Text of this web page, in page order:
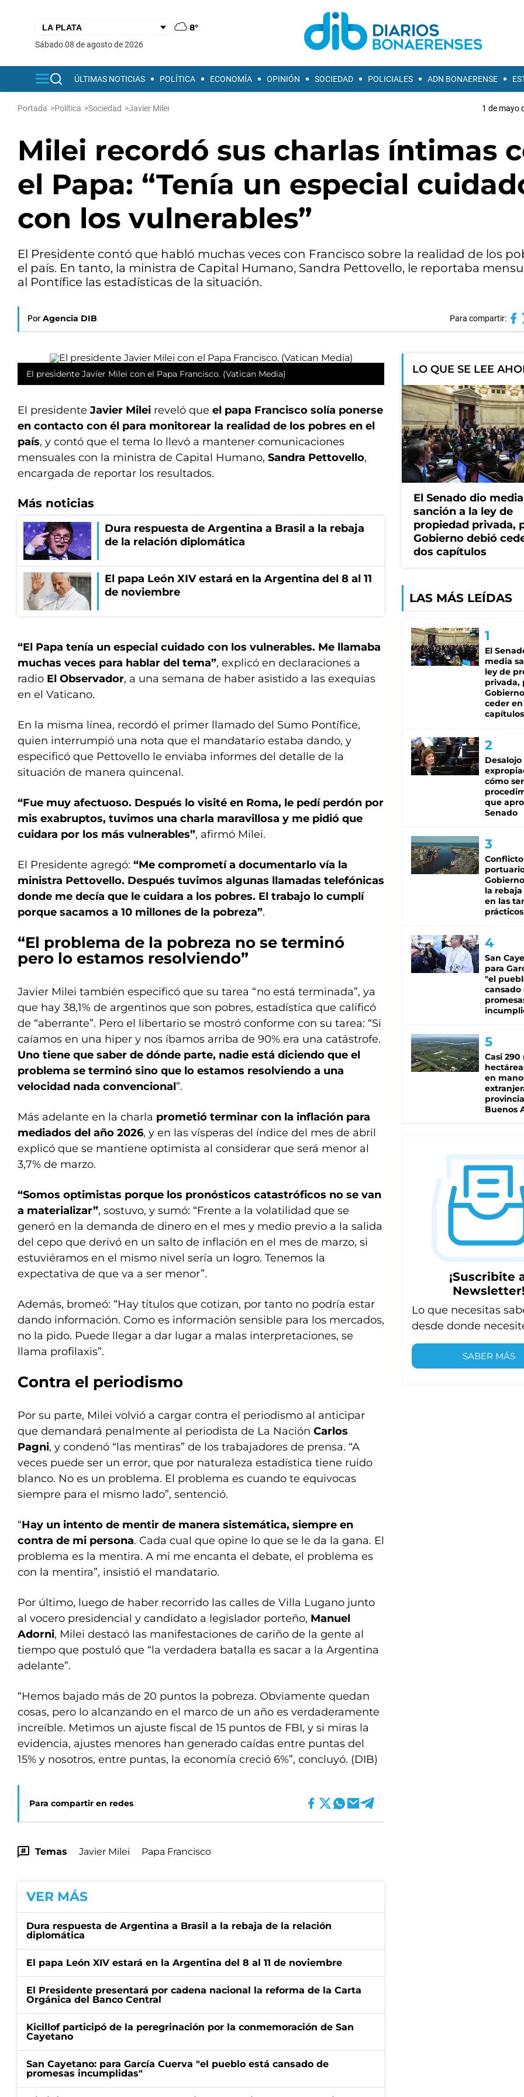
8°
sábado 08 de agosto de 2026
ÚLTIMAS NOTICIAS POLÍTICA ECONOMÍA OPINIÓN SOCIEDAD POLICIALES ADN BONAERENSE
Portada >Política >Sociedad >Javier Milei 1 de mayo
Milei recordó sus charlas íntimas
el Papa: “Tenía un especial
con los vulnerables”
El Presidente contó que habló muchas veces con Francisco sobre la realidad de los
el país. En tanto, la ministra de Capital Humano, Sandra Pettovello, le reportaba
al Pontífice las estadísticas de la situación.
Por Agencia DIB Para compartir:
El presidente Javier Milei con el Papa Francisco. (Vatican Media)
El presidente Javier Milei reveló que el papa Francisco solía ponerse
en contacto con él para monitorear la realidad de los pobres en el
país, y contó que el tema lo llevó a mantener comunicaciones
mensuales con la ministra de Capital Humano, Sandra Pettovello,
encargada de reportar los resultados.
Más noticias
Dura respuesta de Argentina a Brasil a la rebaja
de la relación diplomática
El papa León XIV estará en la Argentina del 8 al 11
de noviembre
“El Papa tenía un especial cuidado con los vulnerables. Me llamaba
muchas veces para hablar del tema”, explicó en declaraciones a
radio El Observador, a una semana de haber asistido a las exequias
en el Vaticano.
En la misma línea, recordó el primer llamado del Sumo Pontífice,
quien interrumpió una nota que el mandatario estaba dando, y
especificó que Pettovello le enviaba informes del detalle de la
situación de manera quincenal.
“Fue muy afectuoso. Después lo visité en Roma, le pedí perdón por
mis exabruptos, tuvimos una charla maravillosa y me pidió que
cuidara por los más vulnerables”, afirmó Milei.
El Presidente agregó: “Me comprometí a documentarlo vía la
ministra Pettovello. Después tuvimos algunas llamadas telefónicas
donde me decía que le cuidara a los pobres. El trabajo lo cumplí
porque sacamos a 10 millones de la pobreza”.
“El problema de la pobreza no se terminó
pero lo estamos resolviendo”
Javier Milei también especificó que su tarea “no está terminada”, ya
que hay 38,1% de argentinos que son pobres, estadística que calificó
de “aberrante”. Pero el libertario se mostró conforme con su tarea: “Si
caíamos en una hiper y nos íbamos arriba de 90% era una catástrofe.
Uno tiene que saber de dónde parte, nadie está diciendo que el
problema se terminó sino que lo estamos resolviendo a una
velocidad nada convencional”.
Más adelante en la charla prometió terminar con la inflación para
mediados del año 2026, y en las vísperas del índice del mes de abril
explicó que se mantiene optimista al considerar que será menor al
3,7% de marzo.
“Somos optimistas porque los pronósticos catastróficos no se van
a materializar”, sostuvo, y sumó: “Frente a la volatilidad que se
generó en la demanda de dinero en el mes y medio previo a la salida
del cepo que derivó en un salto de inflación en el mes de marzo, si
estuviéramos en el mismo nivel sería un logro. Tenemos la
expectativa de que va a ser menor”.
Además, bromeó: “Hay títulos que cotizan, por tanto no podría estar
dando información. Como es información sensible para los mercados,
no la pido. Puede llegar a dar lugar a malas interpretaciones, se
llama profilaxis”.
Contra el periodismo
Por su parte, Milei volvió a cargar contra el periodismo al anticipar
que demandará penalmente al periodista de La Nación Carlos
Pagni, y condenó “las mentiras” de los trabajadores de prensa. “A
veces puede ser un error, que por naturaleza estadística tiene ruido
blanco. No es un problema. El problema es cuando te equivocas
siempre para el mismo lado”, sentenció.
“Hay un intento de mentir de manera sistemática, siempre en
contra de mi persona. Cada cual que opine lo que se le da la gana. El
problema es la mentira. A mi me encanta el debate, el problema es
con la mentira”, insistió el mandatario.
Por último, luego de haber recorrido las calles de Villa Lugano junto
al vocero presidencial y candidato a legislador porteño, Manuel
Adorni, Milei destacó las manifestaciones de cariño de la gente al
tiempo que postuló que “la verdadera batalla es sacar a la Argentina
adelante”.
“Hemos bajado más de 20 puntos la pobreza. Obviamente quedan
cosas, pero lo alcanzando en el marco de un año es verdaderamente
increíble. Metimos un ajuste fiscal de 15 puntos de FBI, y si miras la
evidencia, ajustes menores han generado caídas entre puntas del
15% y nosotros, entre puntas, la economía creció 6%”, concluyó. (DIB)
Para compartir en redes
Temas Javier Milei Papa Francisco
VER MÁS
Dura respuesta de Argentina a Brasil a la rebaja de la relación
diplomática
El papa León XIV estará en la Argentina del 8 al 11 de noviembre
El Presidente presentará por cadena nacional la reforma de la Carta
Orgánica del Banco Central
Kicillof participó de la peregrinación por la conmemoración de San
Cayetano
San Cayetano: para García Cuerva "el pueblo está cansado de
promesas incumplidas"
LO QUE SE LEE
El Senado dio media
sanción a la ley de
propiedad privada,
Gobierno debió
dos capítulos
LAS MÁS LEÍDAS
El
media
ley de
privada,
ceder
capítulos
cómo
que
Senado
Conflicto
la rebaja
en las
prácticos
San
para
"el
cansado
Casi 290
en
Buenos
¡Suscribite
Lo que necesitas
desde donde
SABER MÁS